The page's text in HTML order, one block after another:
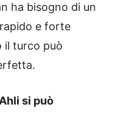
ha bisogno di un
e forte
il turco può
si può